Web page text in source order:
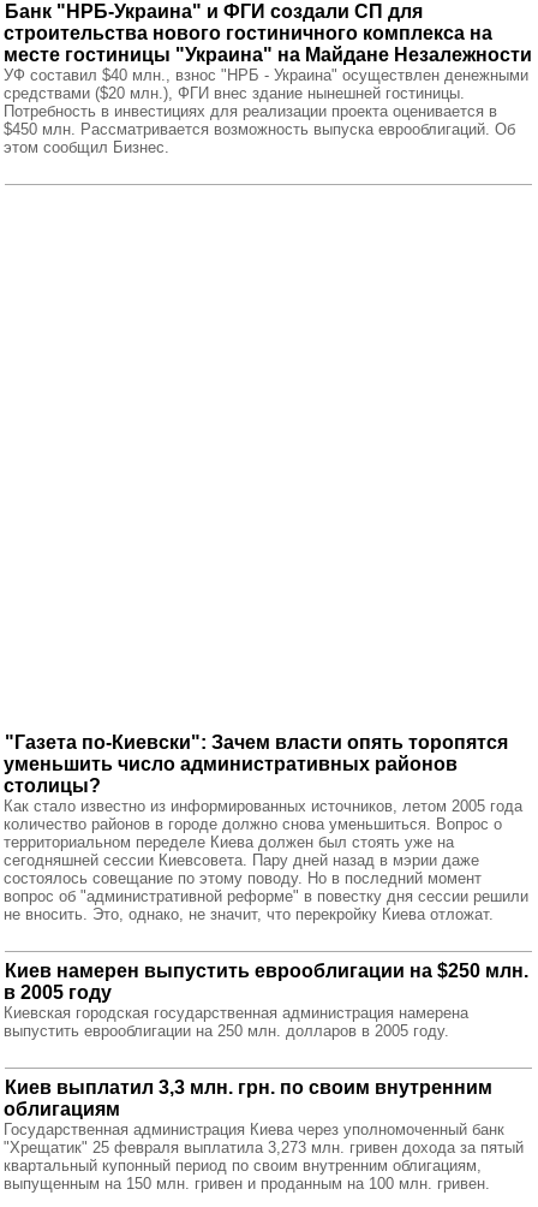
Банк "НРБ-Украина" и ФГИ создали СП для
строительства нового гостиничного комплекса на
месте гостиницы "Украина" на Майдане Незалежности
УФ составил $40 млн., взнос "НРБ - Украина" осуществлен денежными
средствами ($20 млн.), ФГИ внес здание нынешней гостиницы.
Потребность в инвестициях для реализации проекта оценивается в
$450 млн. Рассматривается возможность выпуска еврооблигаций. Об
этом сообщил Бизнес.
"Газета по-Киевски": Зачем власти опять торопятся
уменьшить число административных районов
столицы?
Как стало известно из информированных источников, летом 2005 года
количество районов в городе должно снова уменьшиться. Вопрос о
территориальном переделе Киева должен был стоять уже на
сегодняшней сессии Киевсовета. Пару дней назад в мэрии даже
состоялось совещание по этому поводу. Но в последний момент
вопрос об "административной реформе" в повестку дня сессии решили
не вносить. Это, однако, не значит, что перекройку Киева отложат.
Киев намерен выпустить еврооблигации на $250 млн.
в 2005 году
Киевская городская государственная администрация намерена
выпустить еврооблигации на 250 млн. долларов в 2005 году.
Киев выплатил 3,3 млн. грн. по своим внутренним
облигациям
Государственная администрация Киева через уполномоченный банк
"Хрещатик" 25 февраля выплатила 3,273 млн. гривен дохода за пятый
квартальный купонный период по своим внутренним облигациям,
выпущенным на 150 млн. гривен и проданным на 100 млн. гривен.